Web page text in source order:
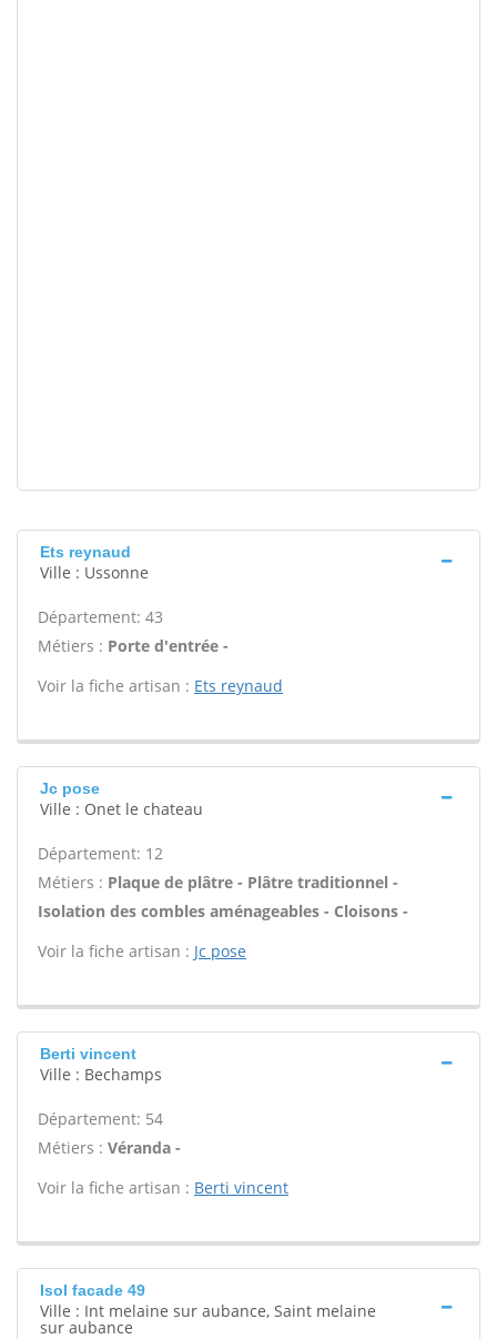
Ets reynaud
Ville : Ussonne
Département: 43
Métiers : Porte d'entrée -
Voir la fiche artisan : Ets reynaud
Jc pose
Ville : Onet le chateau
Département: 12
Métiers : Plaque de plâtre - Plâtre traditionnel -
Isolation des combles aménageables - Cloisons -
Voir la fiche artisan : Jc pose
Berti vincent
Ville : Bechamps
Département: 54
Métiers : Véranda -
Voir la fiche artisan : Berti vincent
Isol facade 49
Ville : Int melaine sur aubance, Saint melaine
sur aubance